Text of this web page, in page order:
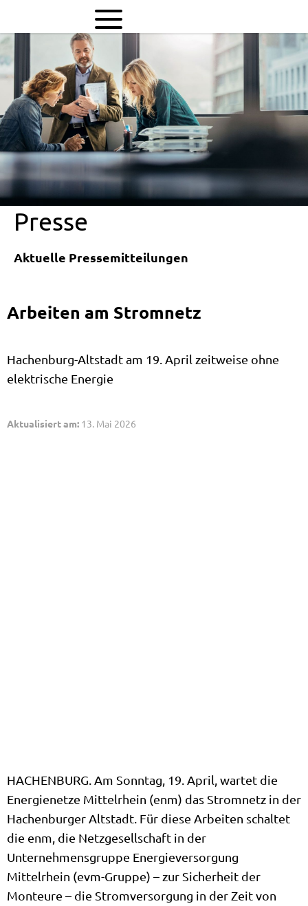
am
Stromnetz
Presse
Aktuelle Pressemitteilungen
Arbeiten am Stromnetz
Hachenburg-Altstadt am 19. April zeitweise ohne
elektrische Energie
Aktualisiert am: 13. Mai 2026
HACHENBURG. Am Sonntag, 19. April, wartet die
Energienetze Mittelrhein (enm) das Stromnetz in der
Hachenburger Altstadt. Für diese Arbeiten schaltet
die enm, die Netzgesellschaft in der
Unternehmensgruppe Energieversorgung
Mittelrhein (evm-Gruppe) – zur Sicherheit der
Monteure – die Stromversorgung in der Zeit von